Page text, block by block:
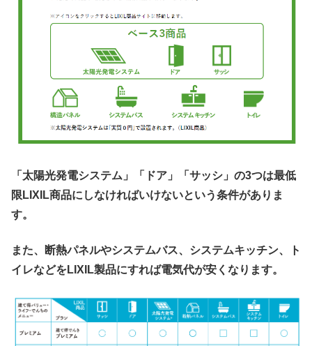
「太陽光発電システム」「ドア」「サッシ」の3つは最低
限LIXIL商品にしなければいけないという条件がありま
す。
また、断熱パネルやシステムバス、システムキッチン、ト
イレなどをLIXIL製品にすれば電気代が安くなります。